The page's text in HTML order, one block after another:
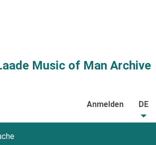
Music of Man Archive
Anmelden DE